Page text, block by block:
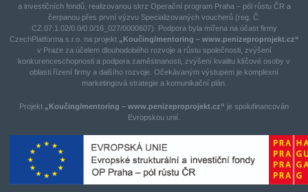
a investičních fondů, realizovanou skrz Operační program Praha – pól růstu ČR a
čerpanou přes první výzvu Specializovaných voucherů (reg. Č.
CZ.07.1.02/0.0/0.0/16_027/0000607). Podpora byla mířena na účast firmy
CzechPlatforma s.r.o. na projekt „Koučing/mentoring – www.penizeproprojekt.cz“
v Praze za účelem dlouhodobého rozvoje a růstu společnosti, zvýšení
konkurenceschopnosti a podpora zaměstnanosti, zvýšení kvalitu klíčové osoby v
oblasti řízení firmy a dalšího rozvoje. Očekávaným výstupem je komplexní
marketingová strategie a komunikační plán.
Projekt „Koučing/mentoring – www.penizeproprojekt.cz“ je spolufinancován
Evropskou unií.